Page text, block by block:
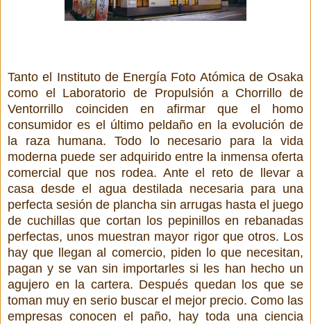
Tanto el Instituto de Energía Foto Atómica de Osaka
como el Laboratorio de Propulsión a Chorrillo de
Ventorrillo coinciden en afirmar que el homo
consumidor es el último peldaño en la evolución de
la raza humana. Todo lo necesario para la vida
moderna puede ser adquirido entre la inmensa oferta
comercial que nos rodea. Ante el reto de llevar a
casa desde el agua destilada necesaria para una
perfecta sesión de plancha sin arrugas hasta el juego
de cuchillas que cortan los pepinillos en rebanadas
perfectas, unos muestran mayor rigor que otros. Los
hay que llegan al comercio, piden lo que necesitan,
pagan y se van sin importarles si les han hecho un
agujero en la cartera. Después quedan los que se
toman muy en serio buscar el mejor precio. Como las
empresas conocen el paño, hay toda una ciencia